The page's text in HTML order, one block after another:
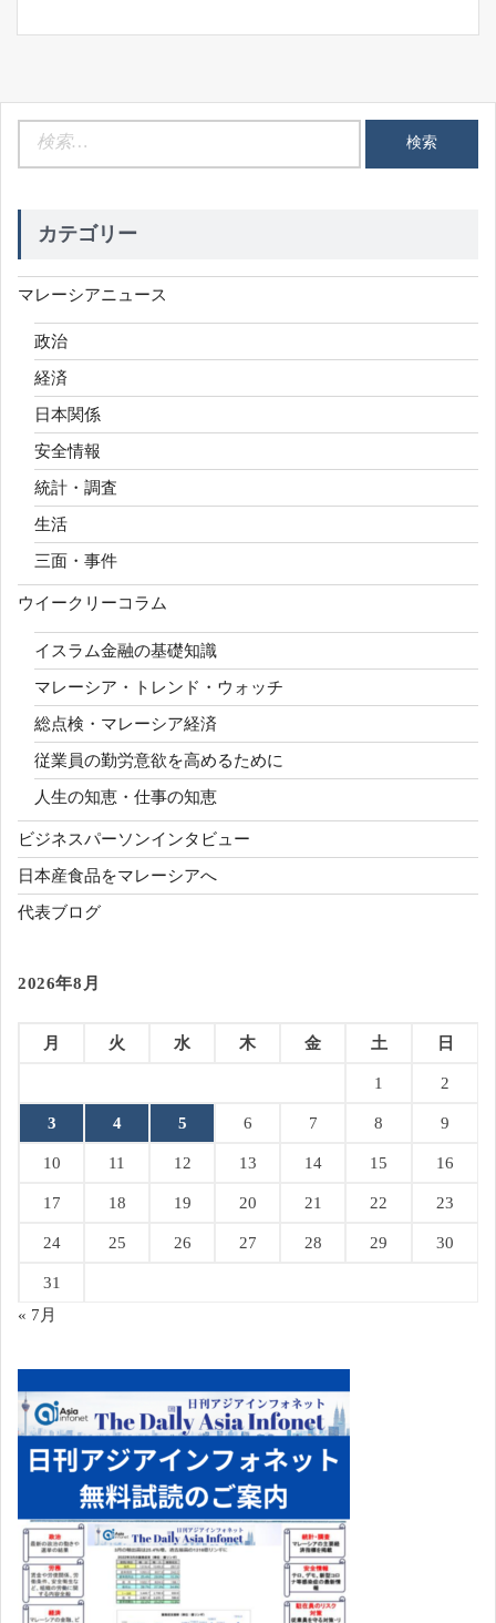
シ
ン
カテゴリー
マレーシアニュース
政治
経済
日本関係
安全情報
統計・調査
生活
三面・事件
ウイークリーコラム
イスラム金融の基礎知識
マレーシア・トレンド・ウォッチ
総点検・マレーシア経済
従業員の勤労意欲を高めるために
人生の知恵・仕事の知恵
ビジネスパーソンインタビュー
日本産食品をマレーシアへ
代表ブログ
2026年8月
月 火 水 木 金 土 日
1 2
3 4 5 6 7 8 9
10 11 12 13 14 15 16
17 18 19 20 21 22 23
24 25 26 27 28 29 30
31
« 7月